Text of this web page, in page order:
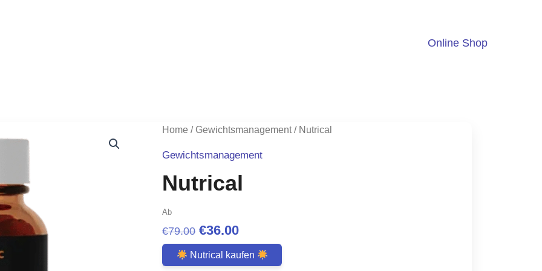
Online Shop
Home / Gewichtsmanagement/ Nutrical
Gewichtsmanagement
Nutrical
Ab
€79.00 Original
price
€36.00Current
price
Nutrical kaufen